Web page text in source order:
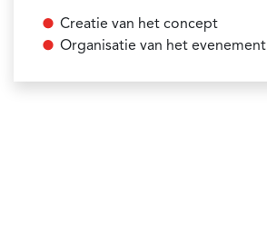
Creatie van het concept
Organisatie van het evenement